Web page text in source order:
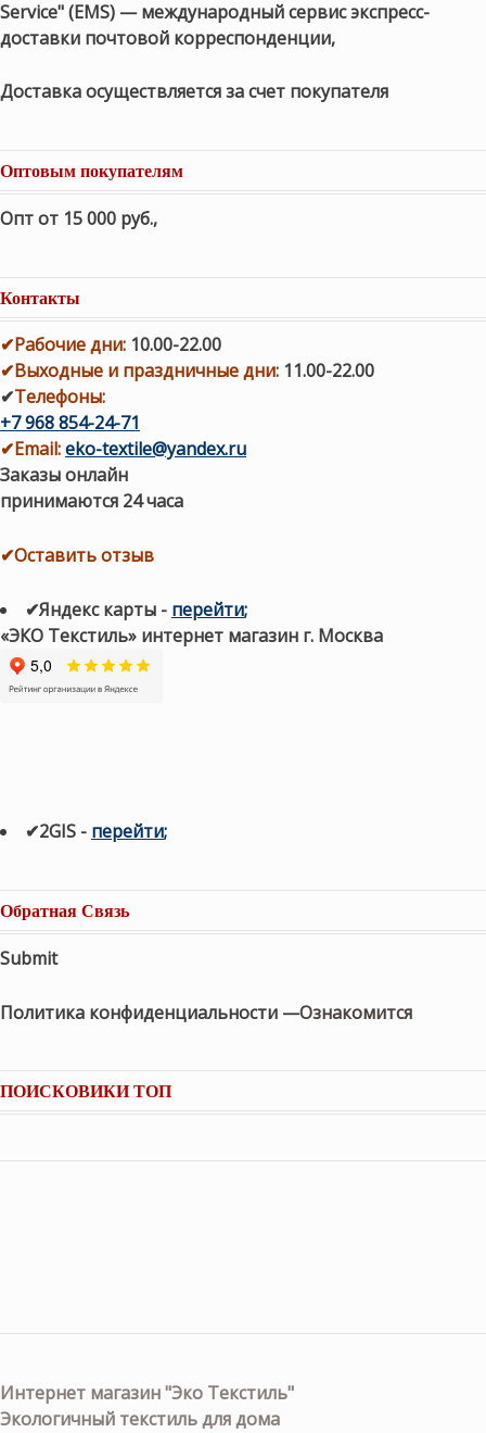
Service" (EMS) — международный сервис экспресс-
доставки почтовой корреспонденции,
Доставка осуществляется за счет покупателя
Оптовым покупателям
Опт от 15 000 руб.,
Контакты
✔Рабочие дни: 10.00-22.00
✔Выходные и праздничные дни: 11.00-22.00
✔Телефоны:
+7 968 854-24-71
✔Email:eko-textile@yandex.ru
Заказы онлайн
принимаются 24 часа
✔Оставить отзыв
✔Яндекс карты - перейти;
«ЭКО Текстиль» интернет магазин г. Москва
✔2GIS - перейти;
Обратная Связь
Submit
Политика конфиденциальности —Ознакомится
ПОИСКОВИКИ ТОП
Интернет магазин "Эко Текстиль"
Экологичный текстиль для дома